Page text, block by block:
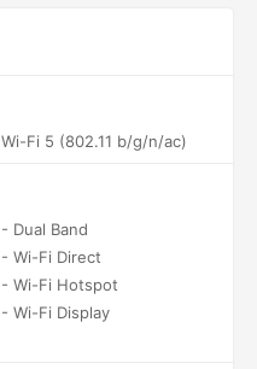
Wi-Fi 5 (802.11 b/g/n/ac)
- Dual Band
- Wi-Fi Direct
- Wi-Fi Hotspot
- Wi-Fi Display